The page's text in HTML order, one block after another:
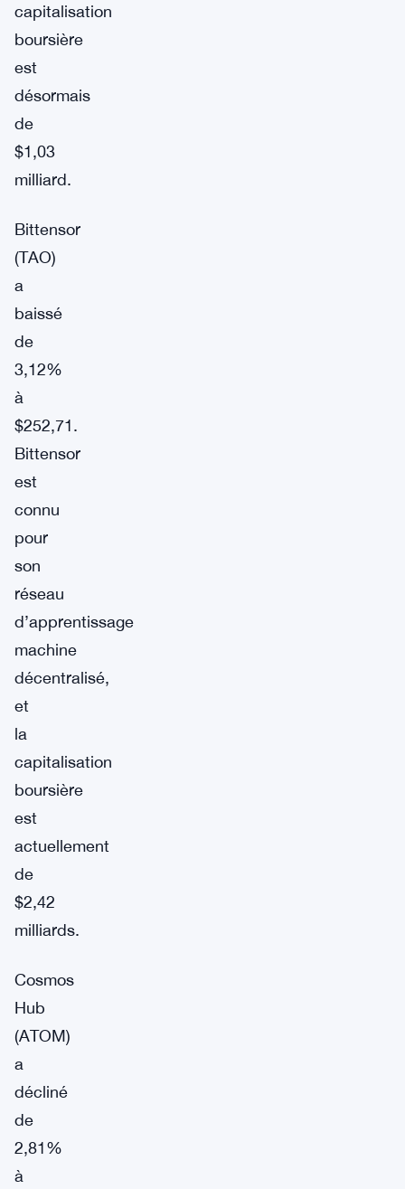
capitalisation
boursière
est
désormais
de
$1,03
milliard.
Bittensor
(TAO)
a
baissé
de
3,12%
à
$252,71.
Bittensor
est
connu
pour
son
réseau
d’apprentissage
machine
décentralisé,
et
la
capitalisation
boursière
est
actuellement
de
$2,42
milliards.
Cosmos
Hub
(ATOM)
a
décliné
de
2,81%
à